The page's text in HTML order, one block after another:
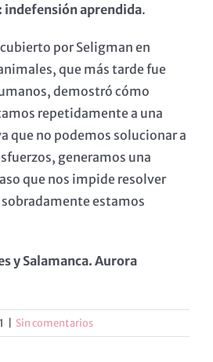
: indefensión aprendida.
por Seligman en
que más tarde fue
demostró cómo
repetidamente a una
que no podemos solucionar a
generamos una
que nos impide resolver
estamos
y Salamanca. Aurora
Sin comentarios